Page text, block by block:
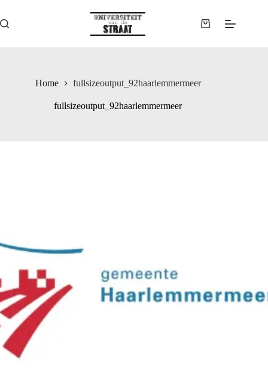
de
Winkelwagen
Home fullsizeoutput_92haarlemmermeer
fullsizeoutput_92haarlemmermeer